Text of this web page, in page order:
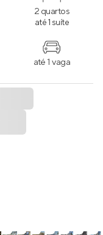
2 quartos
até 1 suíte
até 1 vaga